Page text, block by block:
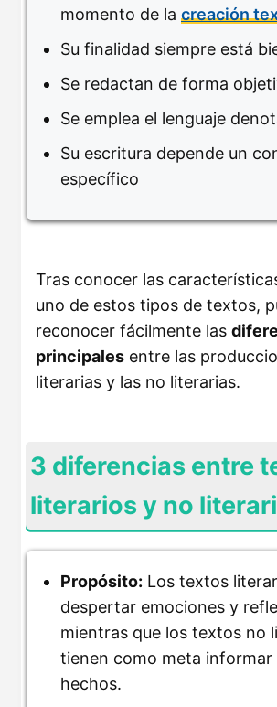
momento de la creación
Su finalidad siempre está
Se redactan de forma
Se emplea el lenguaje
Su escritura depende un
específico
Tras conocer las
uno de estos tipos de textos,
reconocer fácilmente las
principales entre las
literarias y las no literarias.
3 diferencias entre
literarios y no
Propósito: Los textos
despertar emociones y
mientras que los textos no
tienen como meta informar
hechos.